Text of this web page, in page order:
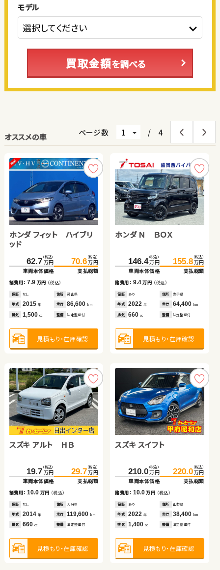
モデル
買取金額を調べる
オススメの車 ページ数 / 4
ホンダ フィット ハイブリ
ッド
62.7 （税込）
万円
車両本体価格
70.6 （税込）
万円
支払総額
諸費用：7.9 万円 （税込）
保証 なし 住所 岡山県
年式 2015 年 走行 86,600 km
排気 1,500 cc 整備 法定整備付
見積もり・在庫確認
ホンダ Ｎ ＢＯＸ
146.4 （税込）
万円
車両本体価格
155.8 （税込）
万円
支払総額
諸費用： 9.4万円 （税込）
保証 あり 住所 岩手県
年式 2022年 走行 64,400 km
排気 660cc 整備 法定整備付
見積もり・在庫確認
スズキ アルト ＨＢ
19.7 （税込）
万円
車両本体価格
29.7 （税込）
万円
支払総額
諸費用：10.0 万円 （税込）
保証 なし 住所 大分県
年式 2014 年 走行 119,600 km
排気 660 cc 整備 法定整備付
見積もり・在庫確認
スズキ スイフト
210.0 （税込）
万円
車両本体価格
220.0 （税込）
万円
支払総額
諸費用： 10.0万円 （税込）
保証 あり 住所 山梨県
年式 2022年 走行 38,400 km
排気 1,400cc 整備 法定整備付
見積もり・在庫確認
トヨタ アルファード
349.0万円
車両本体価格
諸費用：13.4万円 （税込）
保証 なし 住所 愛知県
排気 2,500cc 整備 なし
ホンダ フィット ハイブリ
147.8 （税込）
万円
車両本体価格
159.5 （税込）
万円
支払総額
諸費用： 11.7万円（税込）
保証 あり 住所 鹿児島県
年式 2022年 走行 41,900 km
排気 1,500 整備 法定整備付
見積もり・在庫確認
スズキ ジムニーシエラ
244.4万円
車両本体価格
諸費用：15.5万円 （税込）
保証 あり 住所 岩手県
排気 1,500cc 整備 法定整備付
トヨタ アクア
125.2万円
車両本体価格
諸費用：13.6万円 （税込）
保証 あり 住所 宮城県
排気 1,500cc 整備 法定整備付
ホンダ Ｎ ＢＯＸ
54.6万円
車両本体価格
諸費用：5.2 万円 （税込）
保証 あり 住所 青森県
排気 660 整備 法定整備付
トヨタ ヴォクシー
99.8 （税込）
万円
車両本体価格
119.2 （税込）
万円
支払総額
諸費用： 19.4万円（税込）
保証 あり 住所 埼玉県
年式 2013年 走行 48,100 km
排気 2,000 整備 法定整備付
見積もり・在庫確認
ダイハツ ムーヴ キャンバ
ス
109.0万円
車両本体価格
諸費用：10.9万円 （税込）
保証 あり 住所 岩手県
排気 660 整備 法定整備付
日産 セレナ
240.0万円
車両本体価格
諸費用：13.7万円 （税込）
保証 あり 住所 埼玉県
排気 1,200cc 整備 法定整備付
スズキ スイフト
34.8 （税込）
万円
車両本体価格
43.0 （税込）
万円
支払総額
諸費用：8.2 万円 （税込）
保証 なし 住所 宮城県
年式 2011 年 走行 106,900km
排気 1,200 cc 整備 法定整備付
見積もり・在庫確認
日産 エクストレイル
170.8 （税込）
万円
車両本体価格
179.7 （税込）
万円
支払総額
諸費用： 8.9万円 （税込）
保証 なし 住所 岡山県
年式 2020年 走行 78,000 km
排気 2,000 整備 なし
見積もり・在庫確認